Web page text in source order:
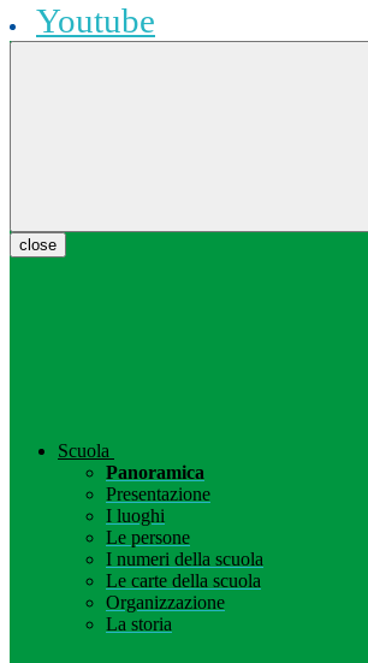
Youtube
close
Scuola
Panoramica
Presentazione
I luoghi
Le persone
I numeri della scuola
Le carte della scuola
Organizzazione
La storia